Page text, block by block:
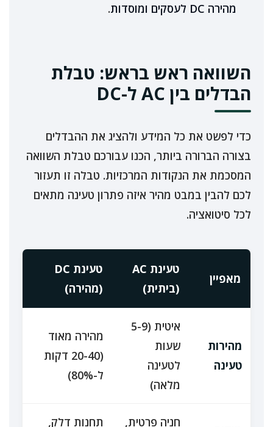
מהירה DC לעסקים ומוסדות
.
השוואה ראש בראש: טבלת
הבדלים בין AC ל-DC
כדי לפשט את כל המידע ולהציג את ההבדלים
בצורה הברורה ביותר, הכנו עבורכם טבלת השוואה
המסכמת את הנקודות המרכזיות. טבלה זו תעזור
לכם להבין במבט מהיר איזה פתרון טעינה מתאים
לכל סיטואציה.
מאפיין
טעינת AC
(ביתית)
טעינת DC
(מהירה)
מהירות
טעינה
איטית (5-9
שעות
לטעינה
מלאה)
מהירה מאוד
(20-40 דקות
ל-80%)
חניה פרטית,
תחנות דלק,